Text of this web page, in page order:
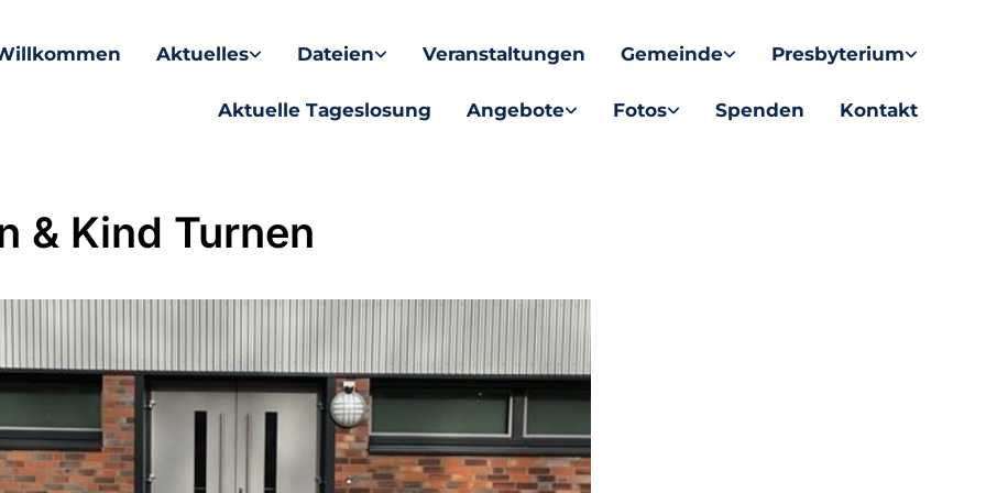
Aktuelles Dateien Veranstaltungen Gemeinde Presbyterium
Aktuelle Tageslosung Angebote Fotos Spenden Kontakt
& Kind Turnen